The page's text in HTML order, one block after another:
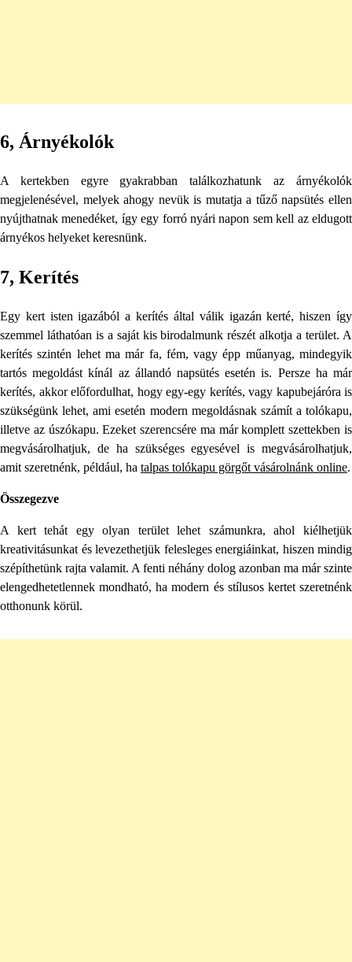
6, Árnyékolók
A kertekben egyre gyakrabban találkozhatunk az árnyékolók
megjelenésével, melyek ahogy nevük is mutatja a tűző napsütés ellen
nyújthatnak menedéket, így egy forró nyári napon sem kell az eldugott
árnyékos helyeket keresnünk.
7, Kerítés
Egy kert isten igazából a kerítés által válik igazán kerté, hiszen így
szemmel láthatóan is a saját kis birodalmunk részét alkotja a terület. A
kerítés szintén lehet ma már fa, fém, vagy épp műanyag, mindegyik
tartós megoldást kínál az állandó napsütés esetén is. Persze ha már
kerítés, akkor előfordulhat, hogy egy-egy kerítés, vagy kapubejáróra is
szükségünk lehet, ami esetén modern megoldásnak számít a tolókapu,
illetve az úszókapu. Ezeket szerencsére ma már komplett szettekben is
megvásárolhatjuk, de ha szükséges egyesével is megvásárolhatjuk,
amit szeretnénk, például, ha talpas tolókapu görgőt vásárolnánk online.
Összegezve
A kert tehát egy olyan terület lehet számunkra, ahol kiélhetjük
kreativitásunkat és levezethetjük felesleges energiáinkat, hiszen mindig
szépíthetünk rajta valamit. A fenti néhány dolog azonban ma már szinte
elengedhetetlennek mondható, ha modern és stílusos kertet szeretnénk
otthonunk körül.